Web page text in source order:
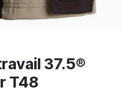
37.5®
T48